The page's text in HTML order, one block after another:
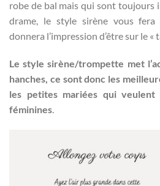
robe de bal mais qui sont toujours
drame, le style sirène vous
donnera l’impression d’être sur le «
Le style sirène/trompette met
hanches, ce sont donc les
les petites mariées qui
féminines.